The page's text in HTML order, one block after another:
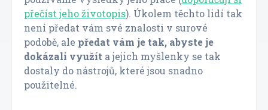
přečíst jeho životopis). Úkolem těchto lidí tak
není předat vám své znalosti v surové
podobě, ale předat vám je tak, abyste je
dokázali využít a jejich myšlenky se tak
dostaly do nástrojů, které jsou snadno
použitelné.